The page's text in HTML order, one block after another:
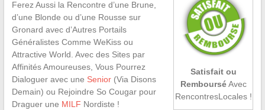
Satisfait ou
RembourséAvec
RencontresLocales !
Ferez Aussi la Rencontre d’une Brune,
d’une Blonde ou d’une Rousse sur
Gronard avec d’Autres Portails
Généralistes Comme WeKiss ou
Attractive World. Avec des Sites par
Affinités Amoureuses, Vous Pourrez
Dialoguer avec une Senior(Via Disons
Demain) ou Rejoindre So Cougar pour
Draguer une MILF Nordiste !